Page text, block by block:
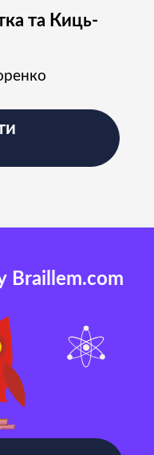
та Киць-
Braillem.com